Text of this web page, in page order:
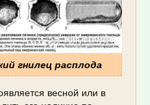
гнилец расплода
весной или в